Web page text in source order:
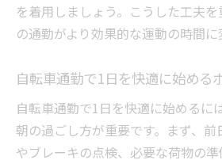
を着用しましょう。こうした工夫
の通勤がより効果的な運動の時間に
自転車通勤で1日を快適に始める
自転車通勤で1日を快適に始めるに
朝の過ごし方が重要です。まず、
やブレーキの点検、必要な荷物の